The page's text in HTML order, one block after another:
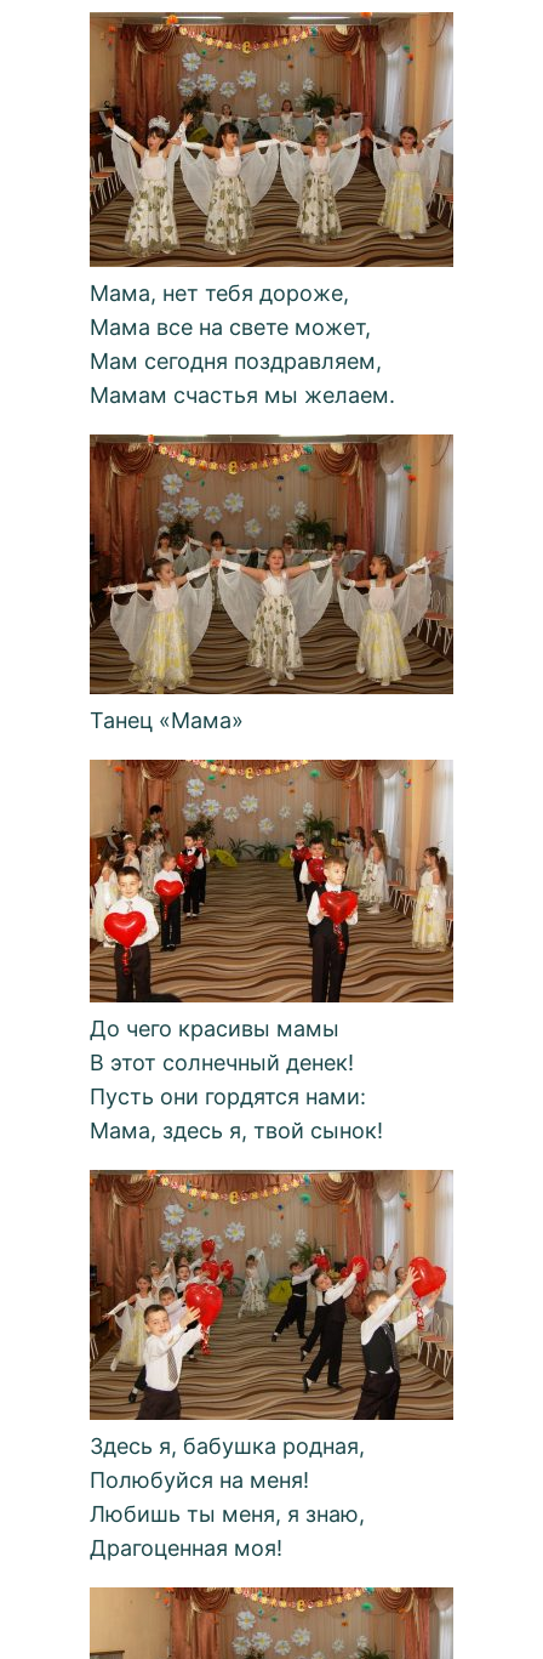
Мама, нет тебя дороже,
Мама все на свете может,
Мам сегодня поздравляем,
Мамам счастья мы желаем.
Танец «Мама»
До чего красивы мамы
В этот солнечный денек!
Пусть они гордятся нами:
Мама, здесь я, твой сынок!
Здесь я, бабушка родная,
Полюбуйся на меня!
Любишь ты меня, я знаю,
Драгоценная моя!